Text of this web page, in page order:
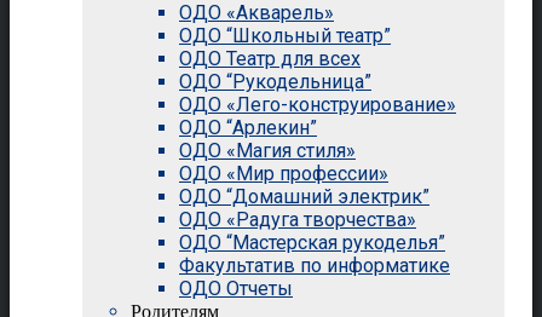
ОДО «Акварель»
ОДО “Школьный театр”
ОДО Театр для всех
ОДО “Рукодельница”
ОДО «Лего-конструирование»
ОДО “Арлекин”
ОДО «Магия стиля»
ОДО «Мир профессии»
ОДО “Домашний электрик”
ОДО «Радуга творчества»
ОДО “Мастерская рукоделья”
Факультатив по информатике
ОДО Отчеты
Родителям